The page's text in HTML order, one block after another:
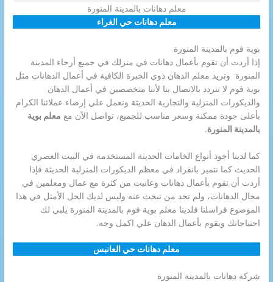
معلم دهانات بالمدينة المنورة
معلم دهانات حي الغراء
بوية فوم بالمدينة المنورة
إذا أردت أن تقوم بأعمال دهانات في منزلك في جميع أرجاء المدينة
المنورة وتريد معلم الدهان ذوي الخبرة الكافية في أعمال الدهانات مثل
بوية فوم لا تتردد بالاتصال بنا لأننا متخصصين في أعمال الدهان
والديكورات المنزلية والتجارية الحديثة ونعمل علي إرضاء عملائنا الكرام
بأعلى جودة ممكنة وسعر مناسب للجميع، تواصل الآن مع معلم بوية
بالمدينة المنورة.
كما لدينا أجود أنواع الخامات الحديثة المستخدمة في البيت العصري
الحديث كما نتميز بانفراد في معظم الديكورات المنزلية الحديثة فإذا
أردت أن تقوم بأعمال دهانات وعانيت من كثرة مع عمال ومعلمين في
مجال الدهانات، ولم تجد من تبحث عنه وليس لديك الحل الأمثل في هذا
الموضوع فراسلنا فلدينا معلم بوية فوم بالمدينة المنورة يلبي لك
احتياجاتك ويقوم بأعمال الدهان علي اكمل وجه.
معلم دهانات حي العانبس
شركة دهانات بالمدينة المنورة